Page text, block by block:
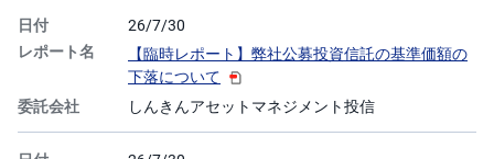
26/7/30
【臨時レポート】弊社公募投資信託の基準価額の
下落について
しんきんアセットマネジメント投信